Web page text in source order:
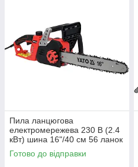
Пила ланцюгова
електромережева 230 В (2.4
кВт) шина 16"/40 см 56 ланок
Yato YT-84872
Готово до відправки